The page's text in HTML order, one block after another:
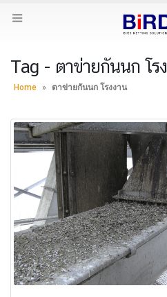
Tag - ตาข่ายกันนก โร
Home » ตาข่ายกันนก โรงงาน